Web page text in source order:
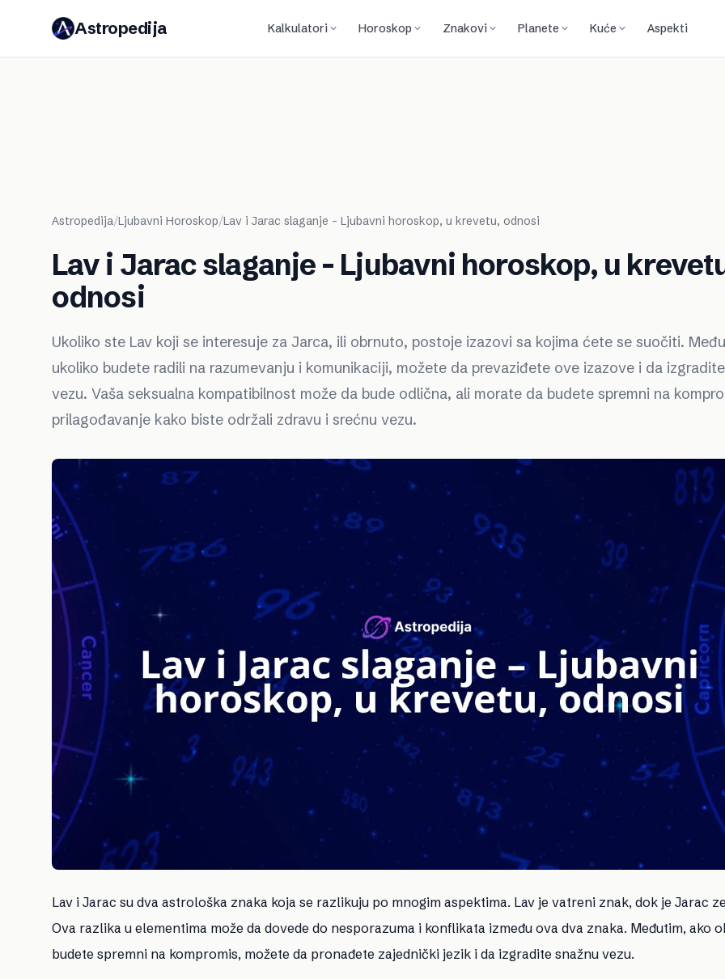
Astropedija Kalkulatori Horoskop Znakovi Planete Kuće Aspekti
Astropedija/Ljubavni Horoskop/Lav i Jarac slaganje - Ljubavni horoskop, u krevetu, odnosi
Lav i Jarac slaganje - Ljubavni horoskop, u
odnosi
Ukoliko ste Lav koji se interesuje za Jarca, ili obrnuto, postoje izazovi sa kojima ćete se suočiti.
ukoliko budete radili na razumevanju i komunikaciji, možete da prevaziđete ove izazove i da
vezu. Vaša seksualna kompatibilnost može da bude odlična, ali morate da budete spremni na
prilagođavanje kako biste održali zdravu i srećnu vezu.
Lav i Jarac su dva astrološka znaka koja se razlikuju po mnogim aspektima. Lav je vatreni znak, dok je Jarac
Ova razlika u elementima može da dovede do nesporazuma i konflikata između ova dva znaka. Međutim, ako
budete spremni na kompromis, možete da pronađete zajednički jezik i da izgradite snažnu vezu.